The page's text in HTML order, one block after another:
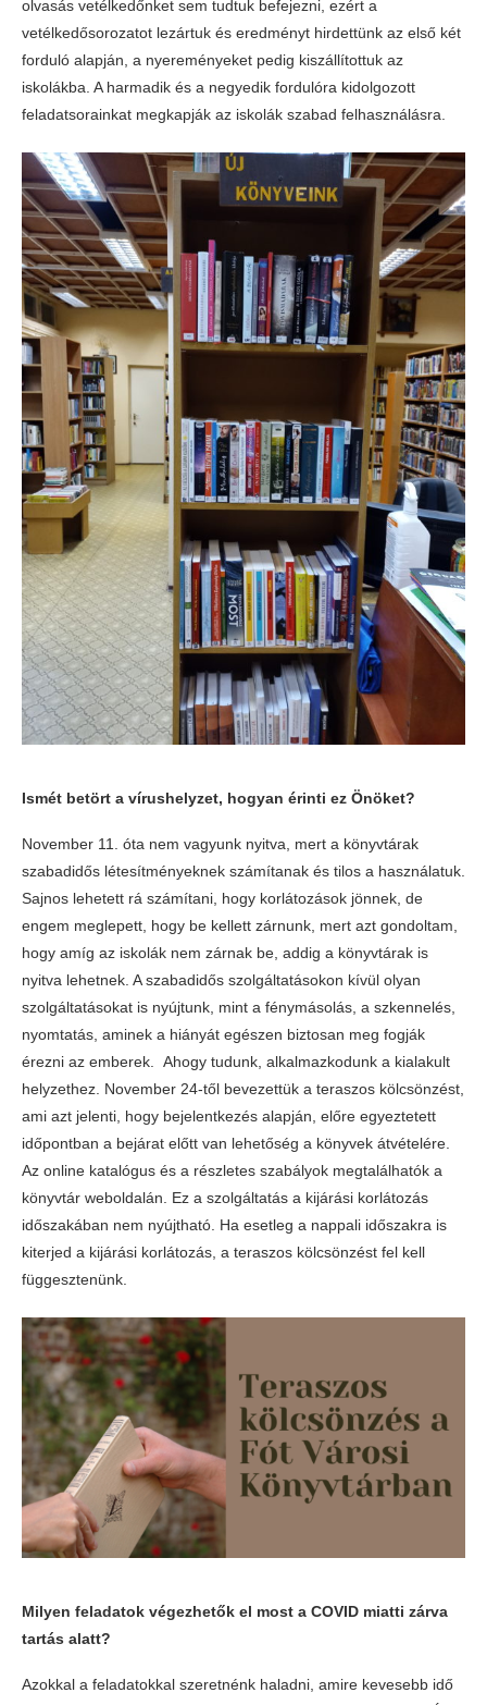
olvasás vetélkedőnket sem tudtuk befejezni, ezért a
vetélkedősorozatot lezártuk és eredményt hirdettünk az első két
forduló alapján, a nyereményeket pedig kiszállítottuk az
iskolákba. A harmadik és a negyedik fordulóra kidolgozott
feladatsorainkat megkapják az iskolák szabad felhasználásra.
Ismét betört a vírushelyzet, hogyan érinti ez Önöket?
November 11. óta nem vagyunk nyitva, mert a könyvtárak
szabadidős létesítményeknek számítanak és tilos a használatuk.
Sajnos lehetett rá számítani, hogy korlátozások jönnek, de
engem meglepett, hogy be kellett zárnunk, mert azt gondoltam,
hogy amíg az iskolák nem zárnak be, addig a könyvtárak is
nyitva lehetnek. A szabadidős szolgáltatásokon kívül olyan
szolgáltatásokat is nyújtunk, mint a fénymásolás, a szkennelés,
nyomtatás, aminek a hiányát egészen biztosan meg fogják
érezni az emberek. Ahogy tudunk, alkalmazkodunk a kialakult
helyzethez. November 24-től bevezettük a teraszos kölcsönzést,
ami azt jelenti, hogy bejelentkezés alapján, előre egyeztetett
időpontban a bejárat előtt van lehetőség a könyvek átvételére.
Az online katalógus és a részletes szabályok megtalálhatók a
könyvtár weboldalán. Ez a szolgáltatás a kijárási korlátozás
időszakában nem nyújtható. Ha esetleg a nappali időszakra is
kiterjed a kijárási korlátozás, a teraszos kölcsönzést fel kell
függesztenünk.
Milyen feladatok végezhetők el most a COVID miatti zárva
tartás alatt?
Azokkal a feladatokkal szeretnénk haladni, amire kevesebb idő